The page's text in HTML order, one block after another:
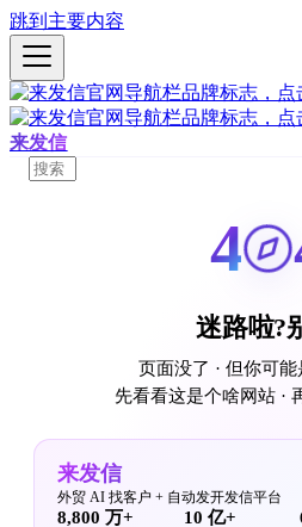
跳到主要内容
来发信
4
迷路啦?
页面没了 · 但你可能
先看看这是个啥网站 ·
来发信
外贸 AI 找客户 + 自动发开发信平台
8,800 万+ 10 亿+